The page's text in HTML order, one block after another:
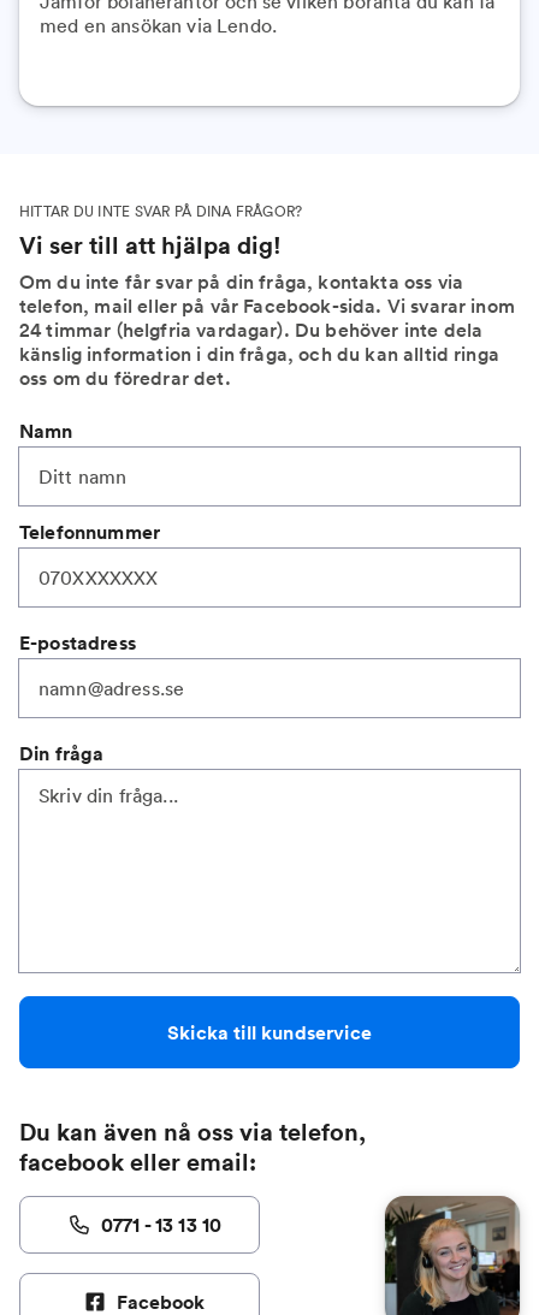
med en ansökan via Lendo.
HITTAR DU INTE SVAR PÅ DINA FRÅGOR?
Vi ser till att hjälpa dig!
Om du inte får svar på din fråga, kontakta oss via
telefon, mail eller på vår Facebook-sida. Vi svarar inom
24 timmar (helgfria vardagar). Du behöver inte dela
känslig information i din fråga, och du kan alltid ringa
oss om du föredrar det.
Namn
Telefonnummer
E-postadress
Din fråga
Skicka till kundservice
Du kan även nå oss via telefon,
facebook eller email:
0771 - 13 13 10
Facebook